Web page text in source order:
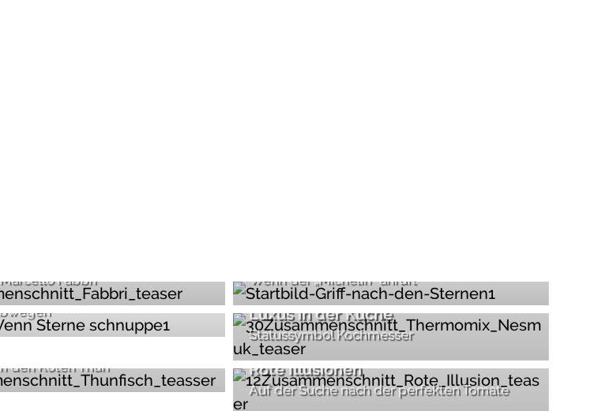
Fabbri Wenn der „Michelin“ anruft
schnuppe sind
Luxus in der Küche
Statussymbol Kochmesser
den Roten Thun Rote Illusionen
Auf der Suche nach der perfekten Tomate
Allein unter Männern